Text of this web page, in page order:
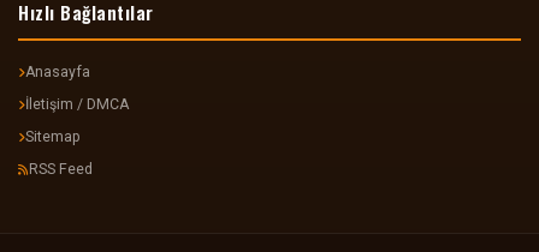
Hızlı Bağlantılar
Anasayfa
İletişim / DMCA
Sitemap
RSS Feed